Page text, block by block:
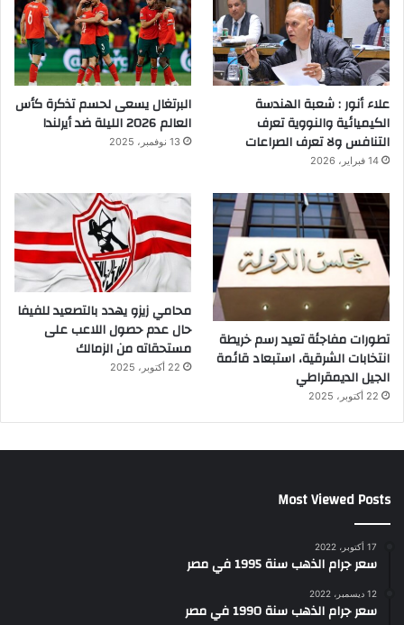
علاء أنور : شعبة الهندسة
الكيميائية والنووية تعرف
التنافس ولا تعرف الصراعات
14 فبراير، 2026
البرتغال يسعى لحسم تذكرة كأس
العالم 2026 الليلة ضد أيرلندا
13 نوفمبر، 2025
تطورات مفاجئة تعيد رسم خريطة
انتخابات الشرقية، استبعاد قائمة
الجيل الديمقراطي
22 أكتوبر، 2025
محامي زيزو يهدد بالتصعيد للفيفا
حال عدم حصول اللاعب على
مستحقاته من الزمالك
22 أكتوبر، 2025
Most Viewed Posts
17 أكتوبر، 2022
سعر جرام الذهب سنة 1995 في مصر
12 ديسمبر، 2022
سعر جرام الذهب سنة 1990 في مصر